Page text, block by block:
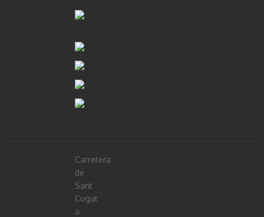
Carretera
de
Sant
Cugat
a